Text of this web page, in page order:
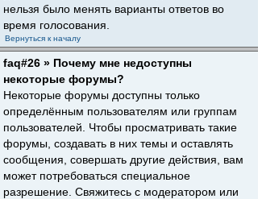
нельзя было менять варианты ответов во
время голосования.
Вернуться к началу
faq#26 » Почему мне недоступны
некоторые форумы?
Некоторые форумы доступны только
определённым пользователям или группам
пользователей. Чтобы просматривать такие
форумы, создавать в них темы и оставлять
сообщения, совершать другие действия, вам
может потребоваться специальное
разрешение. Свяжитесь с модератором или